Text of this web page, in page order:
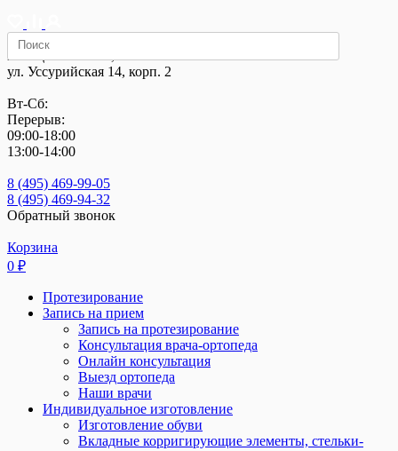
м. «Щелковская»,
ул. Уссурийская 14, корп. 2
Вт-Сб:
Перерыв:
09:00-18:00
13:00-14:00
8 (495) 469-99-05
8 (495) 469-94-32
Обратный звонок
Корзина
0 ₽
Протезирование
Запись на прием
Запись на протезирование
Консультация врача-ортопеда
Онлайн консультация
Выезд ортопеда
Наши врачи
Индивидуальное изготовление
Изготовление обуви
Вкладные корригирующие элементы, стельки-